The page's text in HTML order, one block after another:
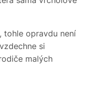
tohle opravdu není
si
malých